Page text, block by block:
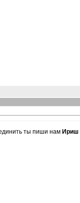
ты пиши нам Ириш